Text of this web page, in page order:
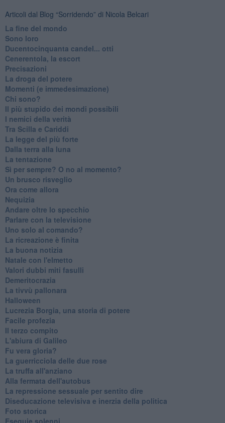
Articoli dal Blog “Sorridendo” di Nicola Belcari
La fine del mondo
Sono loro
Ducentocinquanta candel... otti
Cenerentola, la escort
Precisazioni
La droga del potere
Momenti (e immedesimazione)
Chi sono?
Il più stupido dei mondi possibili
I nemici della verità
Tra Scilla e Cariddi
La legge del più forte
Dalla terra alla luna
La tentazione
​Sì per sempre? O no al momento?
Un brusco risveglio
Ora come allora
Nequizia
Andare oltre lo specchio
Parlare con la televisione
Uno solo al comando?
La ricreazione è finita
La buona notizia
Natale con l'elmetto
Valori dubbi miti fasulli
Demeritocrazia
La tivvù pallonara
Halloween
​Lucrezia Borgia, una storia di potere
Facile profezia
Il terzo compito
L'abiura di Galileo
Fu vera gloria?
La guerricciola delle due rose
La truffa all'anziano
Alla fermata dell'autobus
La repressione sessuale per sentito dire
Diseducazione televisiva e inerzia della politica
Foto storica
Esequie solenni